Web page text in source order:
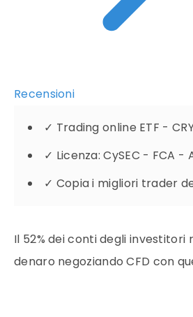
Recensioni
✓ Trading online ETF -
✓ Licenza: CySEC - FCA -
✓ Copia i migliori trader
Il 52% dei conti degli investitori
denaro negoziando CFD con